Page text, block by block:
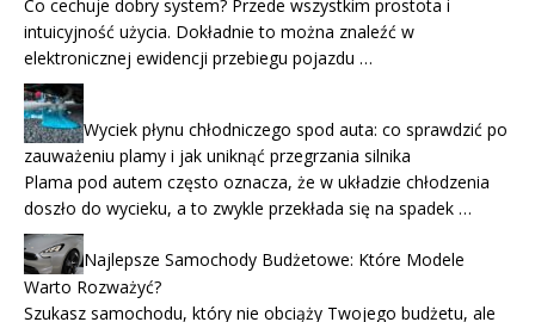
Co cechuje dobry system? Przede wszystkim prostota i
intuicyjność użycia. Dokładnie to można znaleźć w
elektronicznej ewidencji przebiegu pojazdu …
Wyciek płynu chłodniczego spod auta: co sprawdzić po
zauważeniu plamy i jak uniknąć przegrzania silnika
Plama pod autem często oznacza, że w układzie chłodzenia
doszło do wycieku, a to zwykle przekłada się na spadek …
Najlepsze Samochody Budżetowe: Które Modele
Warto Rozważyć?
Szukasz samochodu, który nie obciąży Twojego budżetu, ale